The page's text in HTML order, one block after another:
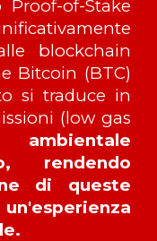
of-Stake
blockchain
Bitcoin (BTC)
si traduce in
(low gas
rendendo
di queste